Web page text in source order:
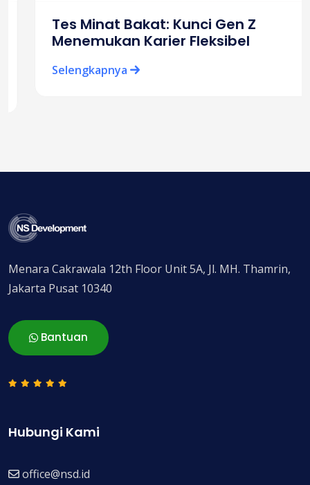
Tes Minat Bakat: Kunci Gen Z
Menemukan Karier Fleksibel
Selengkapnya
Menara Cakrawala 12th Floor Unit 5A, Jl. MH. Thamrin,
Jakarta Pusat 10340
Bantuan
Hubungi Kami
office@nsd.id